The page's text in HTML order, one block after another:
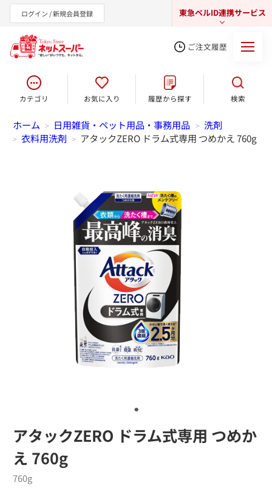
ログイン / 新規会員登録 東急ベルID連携サービス
東急オンラインショップ
ご注文履歴
カテゴリ お気に入り 履歴から探す 検索
ホーム > 日用雑貨・ペット用品・事務用品 > 洗剤
> 衣料用洗剤 > アタックZERO ドラム式専用 つめかえ 760g
アタックZERO ドラム式専用 つめか
え 760g
760g